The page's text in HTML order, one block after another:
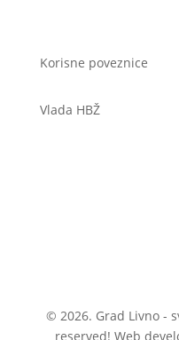
Korisne poveznice
Vlada HBŽ
© 2026. Grad Livno -
reserved! Web